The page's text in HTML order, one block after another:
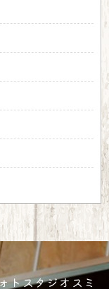
スタジオスミ